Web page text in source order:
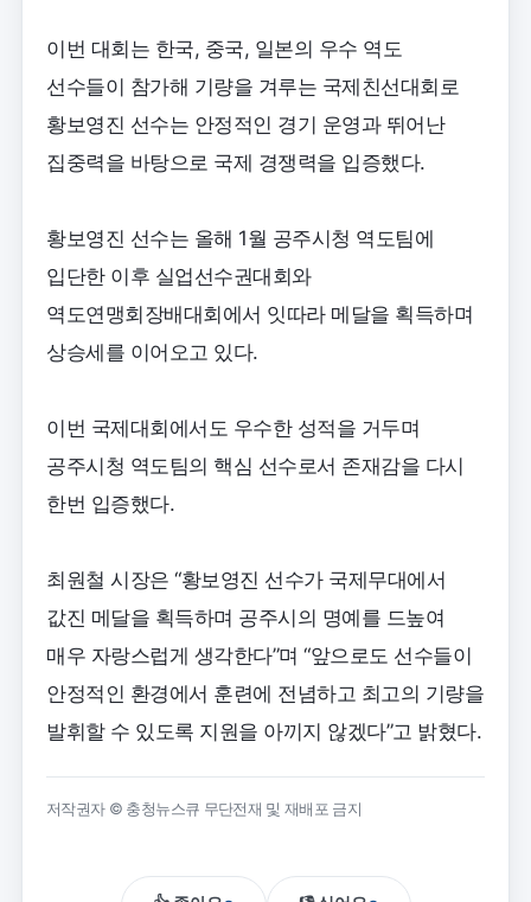
이번 대회는 한국, 중국, 일본의 우수 역도
선수들이 참가해 기량을 겨루는 국제친선대회로
황보영진 선수는 안정적인 경기 운영과 뛰어난
집중력을 바탕으로 국제 경쟁력을 입증했다.
황보영진 선수는 올해 1월 공주시청 역도팀에
입단한 이후 실업선수권대회와
역도연맹회장배대회에서 잇따라 메달을 획득하며
상승세를 이어오고 있다.
이번 국제대회에서도 우수한 성적을 거두며
공주시청 역도팀의 핵심 선수로서 존재감을 다시
한번 입증했다.
최원철 시장은 “황보영진 선수가 국제무대에서
값진 메달을 획득하며 공주시의 명예를 드높여
매우 자랑스럽게 생각한다”며 “앞으로도 선수들이
안정적인 환경에서 훈련에 전념하고 최고의 기량을
발휘할 수 있도록 지원을 아끼지 않겠다”고 밝혔다.
저작권자 © 충청뉴스큐 무단전재 및 재배포 금지